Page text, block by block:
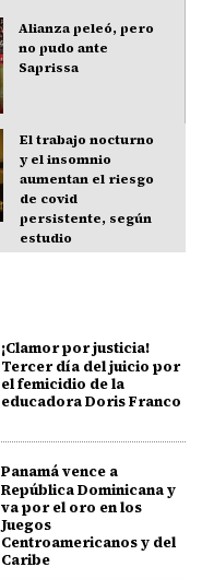
Alianza peleó, pero
no pudo ante
Saprissa
El trabajo nocturno
y el insomnio
aumentan el riesgo
de covid
persistente, según
estudio
¡Clamor por justicia!
Tercer día del juicio por
el femicidio de la
educadora Doris Franco
Panamá vence a
República Dominicana y
va por el oro en los
Juegos
Centroamericanos y del
Caribe